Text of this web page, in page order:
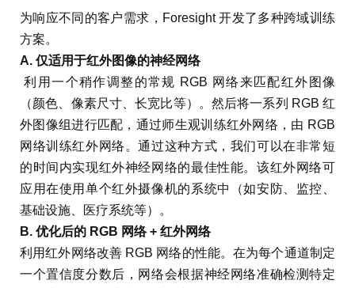
为响应不同的客户需求，Foresight 开发了多种跨域训练
方案。
A. 仅适用于红外图像的神经网络
利用一个稍作调整的常规 RGB 网络来匹配红外图像
（颜色、像素尺寸、长宽比等）。然后将一系列 RGB 红
外图像组进行匹配，通过师生观训练红外网络，由 RGB
网络训练红外网络。通过这种方式，我们可以在非常短
的时间内实现红外神经网络的最佳性能。该红外网络可
应用在使用单个红外摄像机的系统中（如安防、监控、
基础设施、医疗系统等）。
B. 优化后的 RGB 网络 + 红外网络
利用红外网络改善 RGB 网络的性能。在为每个通道制定
一个置信度分数后，网络会根据神经网络准确检测特定